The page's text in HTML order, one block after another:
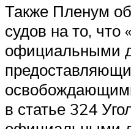
Также Пленум
судов на то, что
официальными
в статье 324